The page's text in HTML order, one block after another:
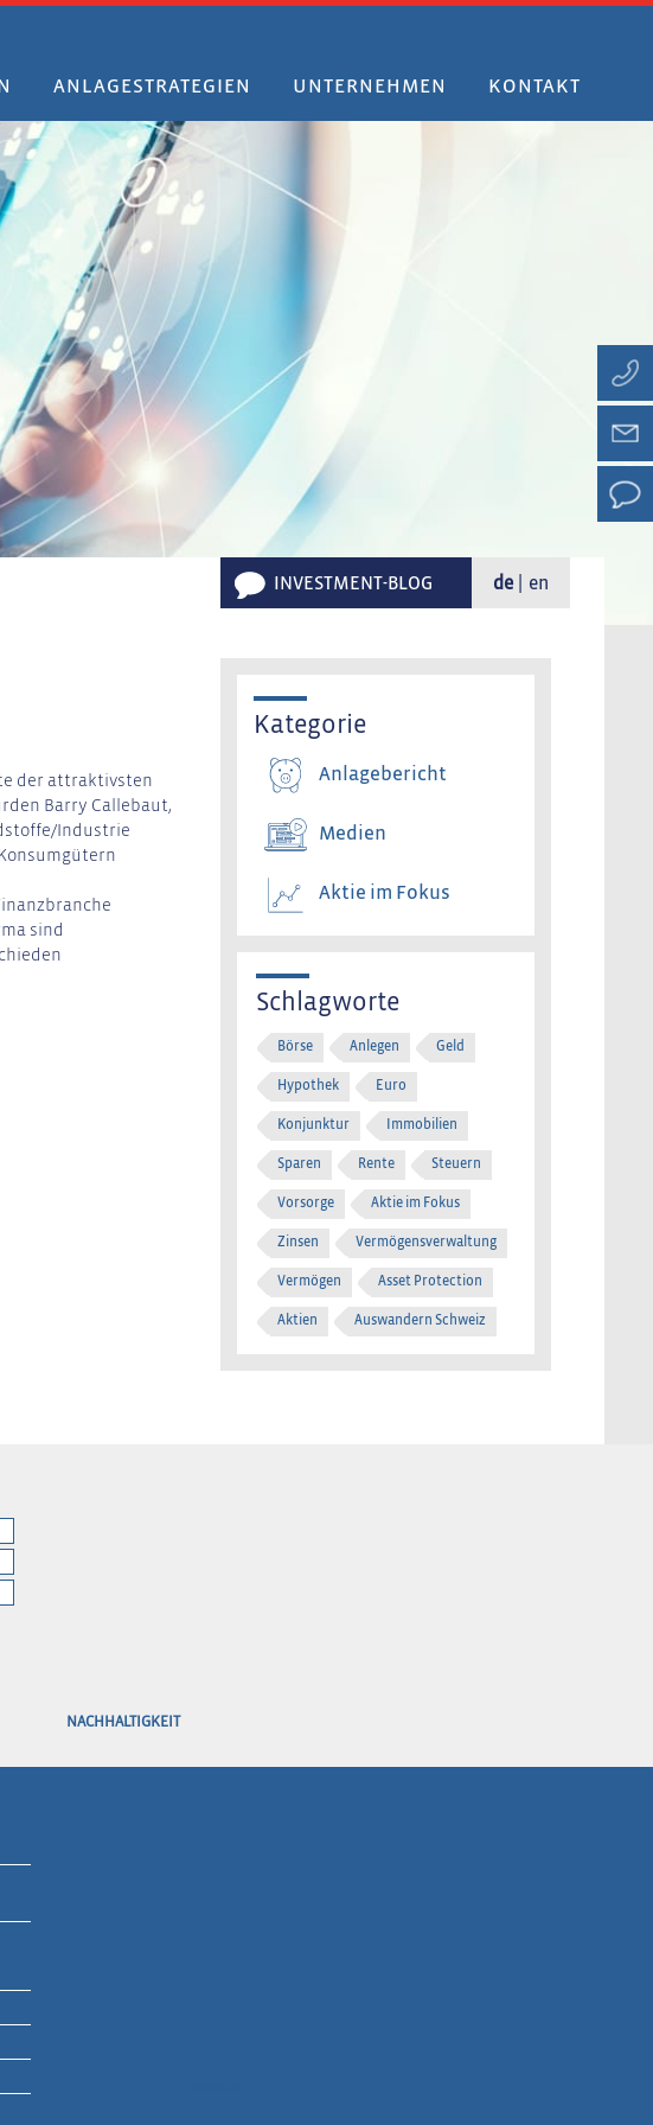
ANLAGESTRATEGIEN UNTERNEHMEN KONTAKT
INVESTMENT-BLOG de en
der attraktivsten
Barry Callebaut,
Industrie
sind
Kategorie
Anlagebericht
Medien
Aktie im Fokus
Schlagworte
Börse Anlegen Geld
Hypothek Euro
Konjunktur Immobilien
Sparen Rente Steuern
Vorsorge Aktie im Fokus
Zinsen Vermögensverwaltung
Vermögen Asset Protection
Aktien Auswandern Schweiz
NACHHALTIGKEIT